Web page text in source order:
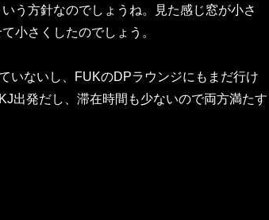
う方針なのでしょうね。見た感じ窓が小さ
小さくしたのでしょう。
いないし、FUKのDPラウンジにもまだ行け
出発だし、滞在時間も少ないので両方満たす